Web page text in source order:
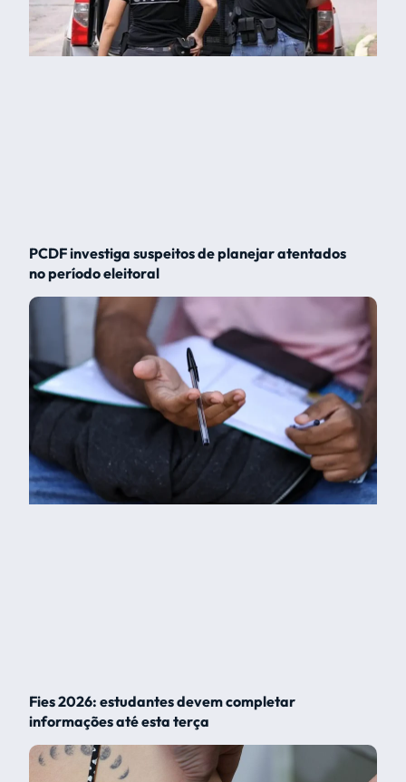
PCDF investiga suspeitos de planejar atentados
no período eleitoral
Fies 2026: estudantes devem completar
informações até esta terça